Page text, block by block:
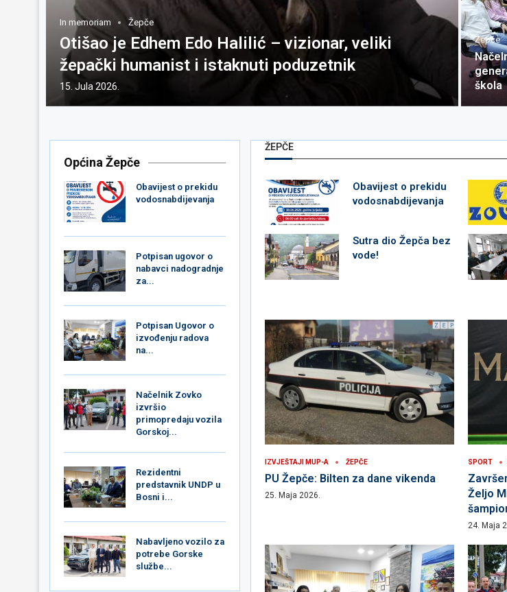
In memoriam Žepče
Otišao je Edhem Edo Halilić – vizionar, veliki
žepački humanist i istaknuti poduzetnik
15. Jula 2026.
Žepče
škola
Općina Žepče
Obavijest o prekidu
vodosnabdijevanja
Potpisan ugovor o
nabavci nadogradnje
za...
Potpisan Ugovor o
izvođenju radova
na...
Načelnik Zovko
izvršio
primopredaju vozila
Gorskoj...
Rezidentni
predstavnik UNDP u
Bosni i...
Nabavljeno vozilo za
potrebe Gorske
službe...
ŽEPČE
Obavijest o prekidu
vodosnabdijevanja
Sutra dio Žepča bez
vode!
IZVJEŠTAJI MUP-A ŽEPČE
PU Žepče: Bilten za dane vikenda
25. Maja 2026.
SPORT
Željo
24. Maja